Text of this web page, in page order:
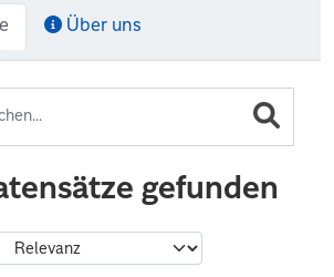
Über uns
gefunden